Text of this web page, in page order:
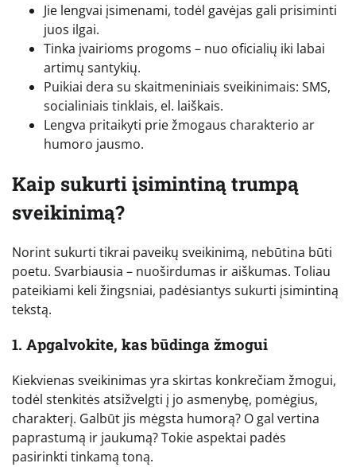
Jie lengvai įsimenami, todėl gavėjas gali prisiminti
juos ilgai.
Tinka įvairioms progoms – nuo oficialių iki labai
artimų santykių.
Puikiai dera su skaitmeniniais sveikinimais: SMS,
socialiniais tinklais, el. laiškais.
Lengva pritaikyti prie žmogaus charakterio ar
humoro jausmo.
Kaip sukurti įsimintiną trumpą
sveikinimą?
Norint sukurti tikrai paveikų sveikinimą, nebūtina būti
poetu. Svarbiausia – nuoširdumas ir aiškumas. Toliau
pateikiami keli žingsniai, padėsiantys sukurti įsimintiną
tekstą.
1. Apgalvokite, kas būdinga žmogui
Kiekvienas sveikinimas yra skirtas konkrečiam žmogui,
todėl stenkitės atsižvelgti į jo asmenybę, pomėgius,
charakterį. Galbūt jis mėgsta humorą? O gal vertina
paprastumą ir jaukumą? Tokie aspektai padės
pasirinkti tinkamą toną.